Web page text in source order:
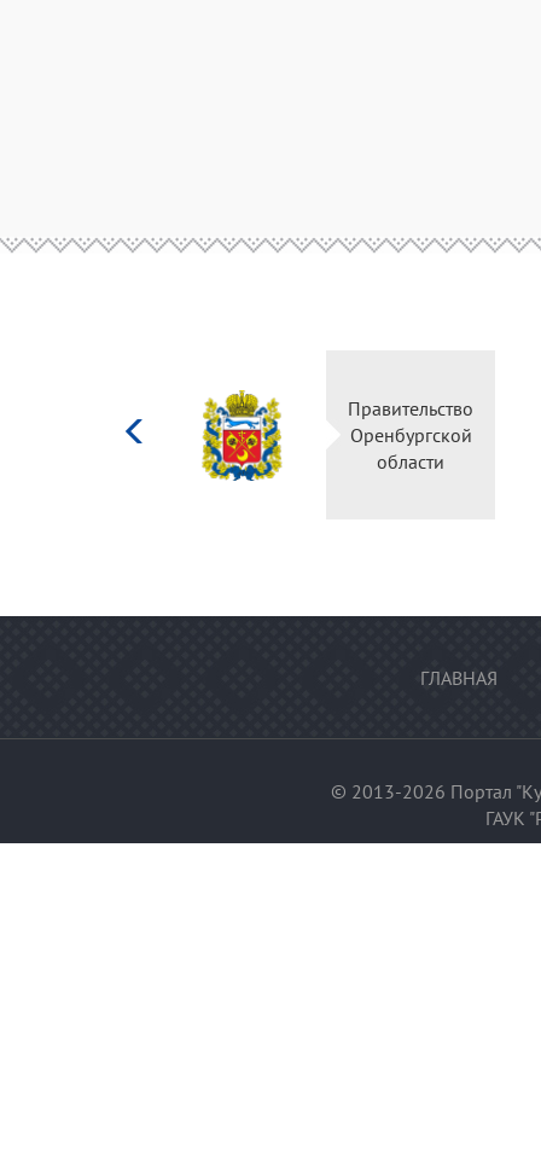
Правительство
Оренбургской
области
ГЛАВНАЯ
© 2013-2026 Портал
ГАУК